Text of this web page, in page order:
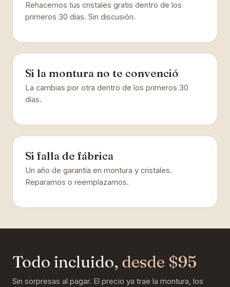
Rehacemos tus cristales gratis dentro de los
primeros 30 días. Sin discusión.
Si la montura no te convenció
La cambias por otra dentro de los primeros 30
días.
Si falla de fábrica
Un año de garantía en montura y cristales.
Reparamos o reemplazamos.
Todo incluido, desde $95
Sin sorpresas al pagar. El precio ya trae la montura, los